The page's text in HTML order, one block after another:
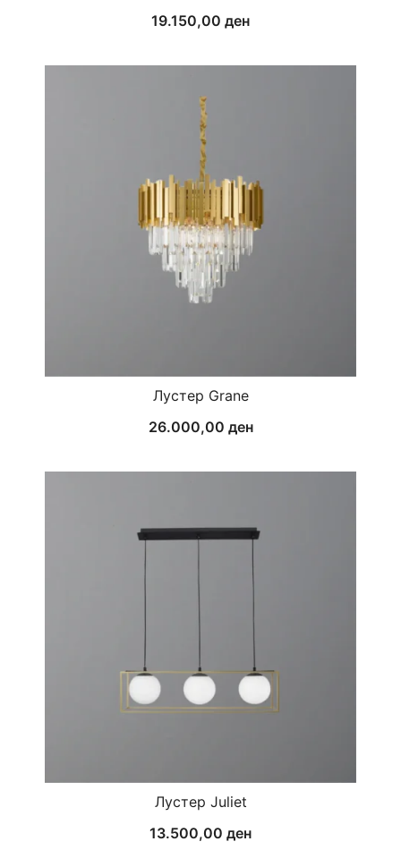
19.150,00 ден
Лустер Grane
26.000,00 ден
Лустер Juliet
13.500,00 ден